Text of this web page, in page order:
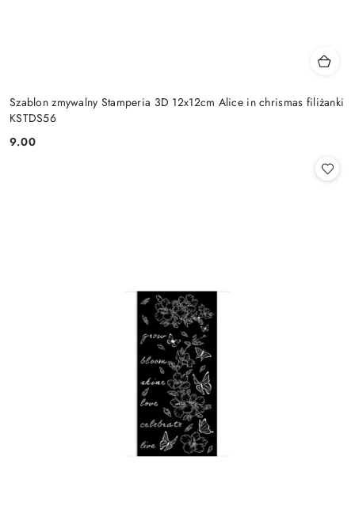
Szablon zmywalny Stamperia 3D 12x12cm Alice in chrismas filiżanki
KSTDS56
Cena:
9.00